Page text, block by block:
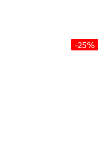
-25%